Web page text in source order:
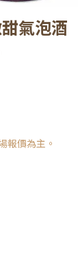
氣泡酒
報價為主。